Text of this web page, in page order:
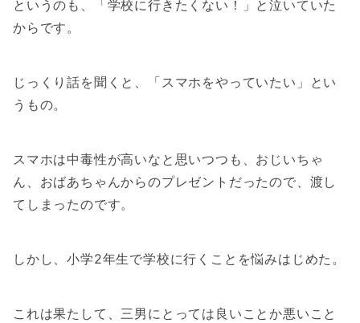
というのも、「学校に行きたくない！」と泣いていた
からです。
じっくり話を聞くと、「スマホをやっていたい」とい
うもの。
スマホは中毒性が高いなと思いつつも、おじいちゃ
ん、おばあちゃんからのプレゼントだったので、渡し
てしまったのです。
しかし、小学2年生で学校に行くことを悩みはじめた。
これは果たして、三男にとっては良いことか悪いこと